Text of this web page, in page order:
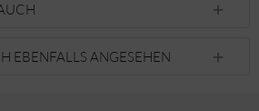
EBENFALLS ANGESEHEN